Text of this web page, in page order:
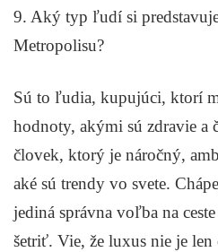
9. Aký typ ľudí si
Metropolisu?
Sú to ľudia, kupujúci, ktorí
hodnoty, akými sú zdravie a
človek, ktorý je náročný,
aké sú trendy vo svete.
jediná správna voľba na
šetriť. Vie, že luxus nie je